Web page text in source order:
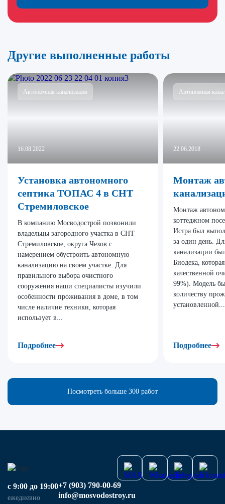
Другие выполненные работы
Автономная канализация
16.08.2022
Установка автономного
септика ТОПАС 4 в СНТ
Стремиловское
В компанию Мосводострой позвонили
владельцы загородного участка в СНТ
Стремиловское, округа Чехов с
намерением обустроить автономную
канализацию на своем участке. Для
правильного выбора очистного
сооружения наши специалисты изучили
особенности проживания в доме, в том
числе наличие техники, которая
использует в...
Подробнее
Автономная
22.06.2018
Монтаж
Монтаж
коттеджном
Истра был
за один день.
канализации
Биодека,
качественной
99%). Модель
количеству
установленной...
Подробнее
Посмотреть больше 300 работ
с 9:00 до 19:00
ежедневно
+7 (903) 790-00-69
info@mosvodostroy.ru